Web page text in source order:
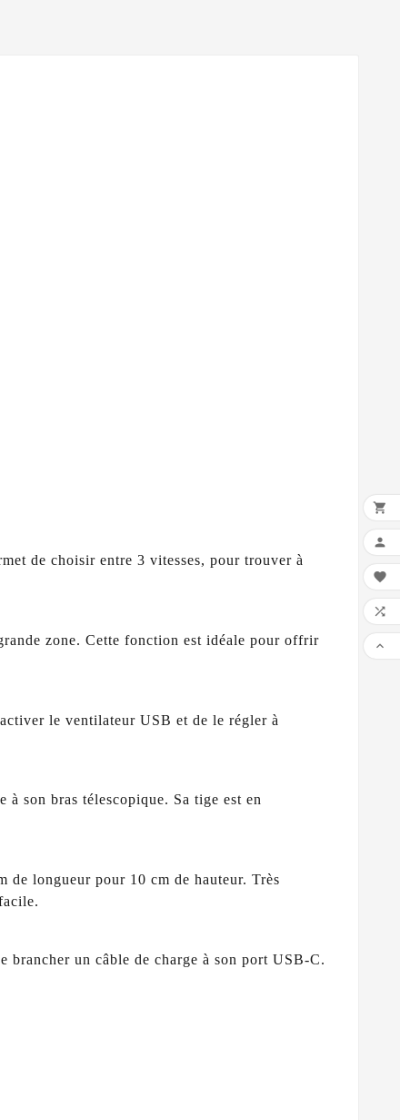
de choisir entre 3 vitesses, pour trouver à
zone. Cette fonction est idéale pour offrir
le ventilateur USB et de le régler à
à son bras télescopique. Sa tige est en
de longueur pour 10 cm de hauteur. Très
brancher un câble de charge à son port USB-C.




